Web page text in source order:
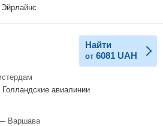
Найти
от 6081 UAH
авиалинии
Варшава